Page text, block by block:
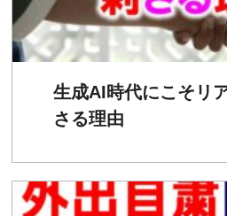
生成AI時代にこそリ
さる理由